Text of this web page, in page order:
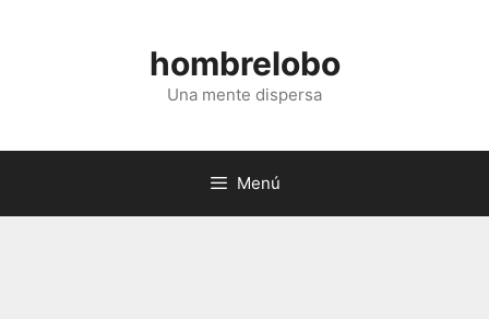
hombrelobo
Una mente dispersa
Menú